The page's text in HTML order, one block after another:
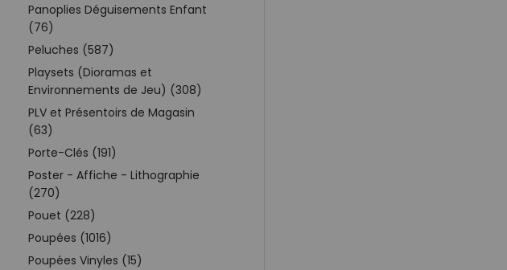
Panoplies Déguisements Enfant
(76)
Peluches (587)
Playsets (Dioramas et
Environnements de Jeu) (308)
PLV et Présentoirs de Magasin
(63)
Porte-Clés (191)
Poster - Affiche - Lithographie
(270)
Pouet (228)
Poupées (1016)
Poupées Vinyles (15)